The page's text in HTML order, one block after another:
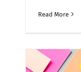
Read More